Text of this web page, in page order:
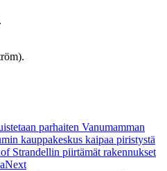
parhaiten Vanumamman
kauppakeskus kaipaa piristystä
Strandellin piirtämät rakennukset
Next